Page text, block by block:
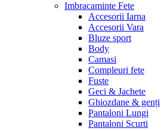
Imbracaminte Fete
Accesorii Iarna
Accesorii Vara
Bluze sport
Body
Camasi
Compleuri fete
Fuste
Geci & Jachete
Ghiozdane & genți
Pantaloni Lungi
Pantaloni Scurti